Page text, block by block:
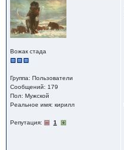
Вожак стада
Группа: Пользователи
Сообщений: 179
Пол: Мужской
Реальное имя: кирилл
Репутация: 1